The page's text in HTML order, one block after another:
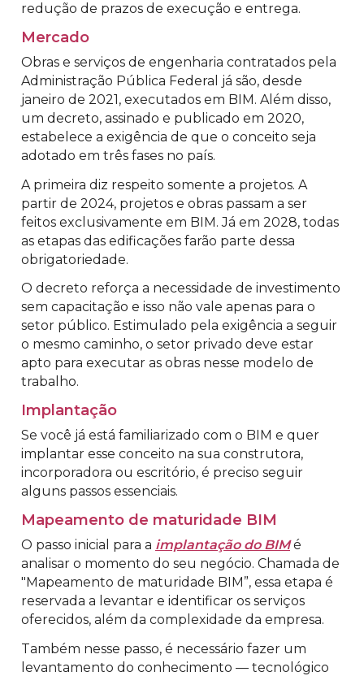
redução de prazos de execução e entrega.
Mercado
Obras e serviços de engenharia contratados pela
Administração Pública Federal já são, desde
janeiro de 2021, executados em BIM. Além disso,
um decreto, assinado e publicado em 2020,
estabelece a exigência de que o conceito seja
adotado em três fases no país.
A primeira diz respeito somente a projetos. A
partir de 2024, projetos e obras passam a ser
feitos exclusivamente em BIM. Já em 2028, todas
as etapas das edificações farão parte dessa
obrigatoriedade.
O decreto reforça a necessidade de investimento
sem capacitação e isso não vale apenas para o
setor público. Estimulado pela exigência a seguir
o mesmo caminho, o setor privado deve estar
apto para executar as obras nesse modelo de
trabalho.
Implantação
Se você já está familiarizado com o BIM e quer
implantar esse conceito na sua construtora,
incorporadora ou escritório, é preciso seguir
alguns passos essenciais.
Mapeamento de maturidade BIM
O passo inicial para a implantação do BIMé
analisar o momento do seu negócio. Chamada de
"Mapeamento de maturidade BIM”, essa etapa é
reservada a levantar e identificar os serviços
oferecidos, além da complexidade da empresa.
Também nesse passo, é necessário fazer um
levantamento do conhecimento — tecnológico